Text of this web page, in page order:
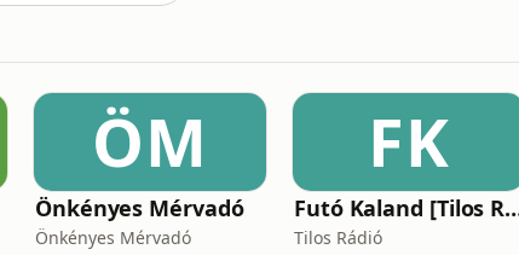
ÖM
Önkényes Mérvadó
Önkényes Mérvadó
FK
Futó Kaland
Tilos Rádió